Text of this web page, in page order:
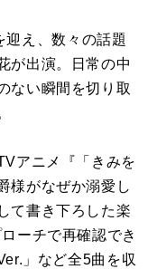
え、数々の話題
が出演。日常の中
ない瞬間を切り取
アニメ『「きみを
様がなぜか溺愛し
て書き下ろした楽
ーチで再確認でき
」など全5曲を収